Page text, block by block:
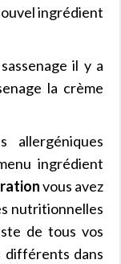
ingrédient
il y a
la crème
allergéniques
ingrédient
vous avez
nutritionnelles
de tous vos
différents dans